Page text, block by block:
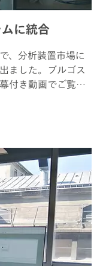
に統合
、分析装置市場に
ました。ブルゴス
付き動画でご覧い